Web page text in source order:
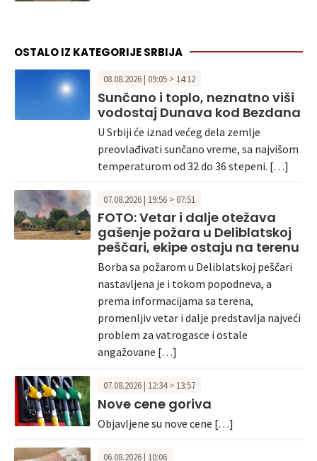
OSTALO IZ KATEGORIJE SRBIJA
08.08.2026 | 09:05 > 14:12
Sunčano i toplo, neznatno viši
vodostaj Dunava kod Bezdana
U Srbiji će iznad većeg dela zemlje
preovlađivati sunčano vreme, sa najvišom
temperaturom od 32 do 36 stepeni. […]
07.08.2026 | 19:56 > 07:51
FOTO: Vetar i dalje otežava
gašenje požara u Deliblatskoj
peščari, ekipe ostaju na terenu
Borba sa požarom u Deliblatskoj peščari
nastavljena je i tokom popodneva, a
prema informacijama sa terena,
promenljiv vetar i dalje predstavlja najveći
problem za vatrogasce i ostale
angažovane […]
07.08.2026 | 12:34 > 13:57
Nove cene goriva
Objavljene su nove cene […]
06.08.2026 | 10:06